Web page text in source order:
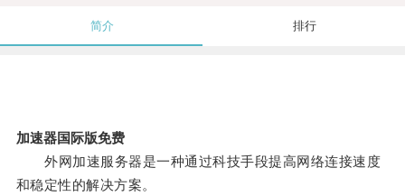
简介 排行
加速器国际版免费
外网加速服务器是一种通过科技手段提高网络连接速度
和稳定性的解决方案。